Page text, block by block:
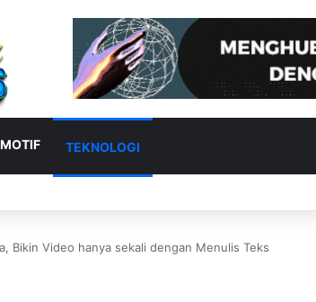
TEKNOLOGI
Resmi Dipamerkan di Indonesia, Bawa Fitur AI dan
Bikin Video hanya sekali dengan Menulis Teks